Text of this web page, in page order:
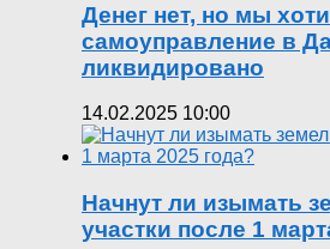
Денег нет, но мы
самоуправление в
ликвидировано
14.02.2025 10:00
Начнут ли изымать
участки после 1